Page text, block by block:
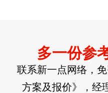
多一份参
联系新一点网络，
方案及报价》，经